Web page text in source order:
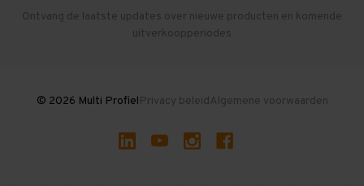
Gebruikte entresolvloeren
Ontvang de laatste updates over nieuwe producten en komende
uitverkoopperiodes
© 2026 Multi ProfielPrivacy beleidAlgemene voorwaarden